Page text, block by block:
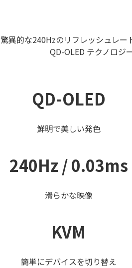
驚異的な240Hzのリフレッシュレー
QD-OLED テクノロジ
QD-OLED
鮮明で美しい発色
240Hz / 0.03ms
滑らかな映像
KVM
簡単にデバイスを切り替え